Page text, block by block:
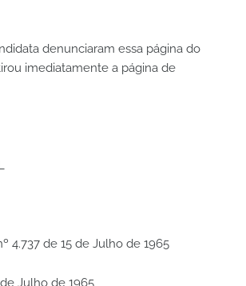
denunciaram essa página do
imediatamente a página de
4.737 de 15 de Julho de 1965
Julho de 1965